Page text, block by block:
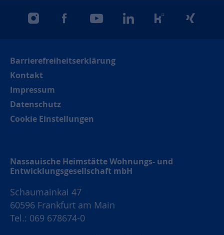
instagramfacebookyoutubelinkedinkununuxing
Barrierefreiheitserklärung
Kontakt
Impressum
Datenschutz
Cookie Einstellungen
Nassauische Heimstätte Wohnungs- und
Entwicklungsgesellschaft mbH
Schaumainkai 47
60596 Frankfurt am Main
Tel.: 069 678674-0